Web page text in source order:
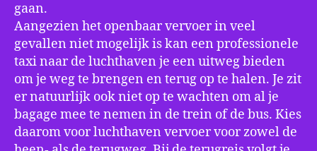
gaan.
Aangezien het openbaar vervoer in veel
gevallen niet mogelijk is kan een professionele
taxi naar de luchthaven je een uitweg bieden
om je weg te brengen en terug op te halen. Je zit
er natuurlijk ook niet op te wachten om al je
bagage mee te nemen in de trein of de bus. Kies
daarom voor luchthaven vervoer voor zowel de